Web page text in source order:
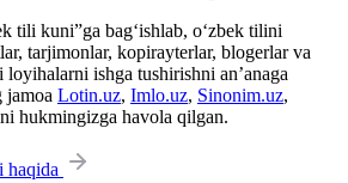
tili kuni”ga bag‘ishlab, o‘zbek tilini
tarjimonlar, kopirayterlar, blogerlar va
ishga tushirishni an’anaga
jamoa Lotin.uz, Imlo.uz, Sinonim.uz,
hukmingizga havola qilgan.
haqida